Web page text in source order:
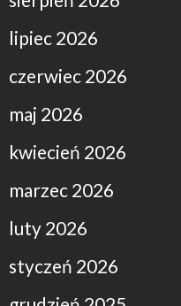
lipiec 2026
czerwiec 2026
maj 2026
kwiecień 2026
marzec 2026
luty 2026
styczeń 2026